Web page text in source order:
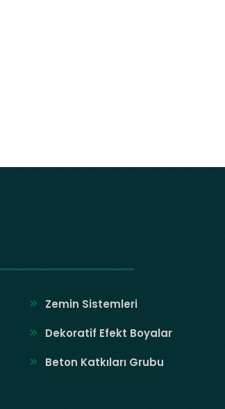
Zemin Sistemleri
Dekoratif Efekt Boyalar
Beton Katkıları Grubu